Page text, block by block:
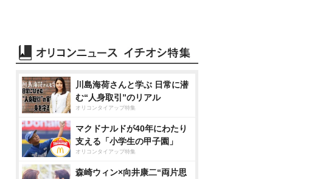
川島海荷さんと学ぶ 日常に潜
む“人身取引”のリアル
オリコンタイアップ特集
マクドナルドが40年にわたり
支える「小学生の甲子園」
オリコンタイアップ特集
森崎ウィン×向井康二“両片思